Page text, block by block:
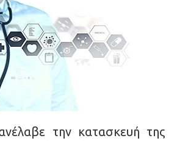
την κατασκευή της